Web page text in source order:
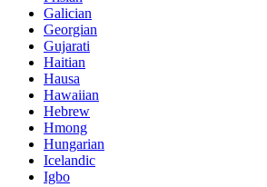
Galician
Georgian
Gujarati
Haitian
Hausa
Hawaiian
Hebrew
Hmong
Hungarian
Icelandic
Igbo